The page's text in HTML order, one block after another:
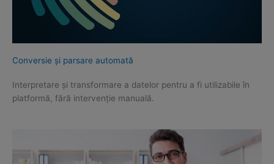
Conversie și parsare automată
Interpretare și transformare a datelor pentru a fi utilizabile în
platformă, fără intervenție manuală.